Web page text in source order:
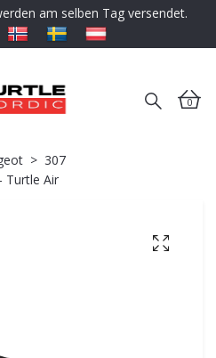
am selben Tag versendet.
0
307
Turtle Air